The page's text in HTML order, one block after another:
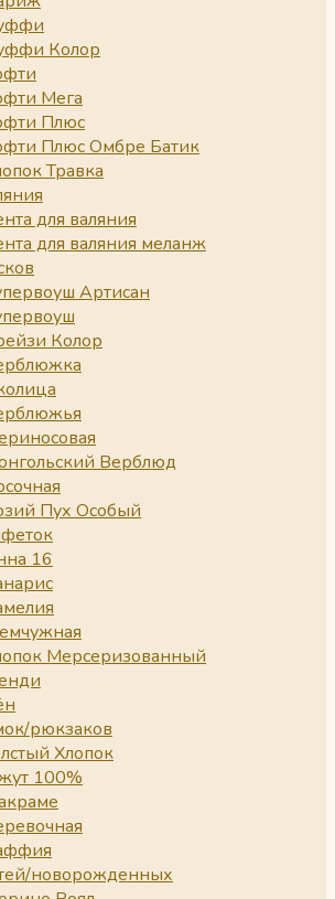
Колор
Мега
Плюс
Плюс Омбре Батик
Травка
для валяния
для валяния меланж
Артисан
Колор
Верблюд
Пух Особый
16
Мерсеризованный
рюкзаков
Хлопок
100%
новорожденных